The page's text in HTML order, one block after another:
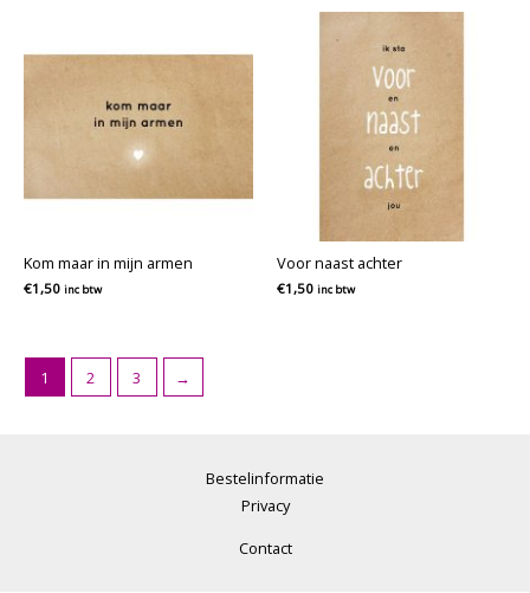
Kom maar in mijn armen
€1,50 inc btw
Voor naast achter
€1,50 inc btw
1 2 3 →
Bestelinformatie
Privacy
Contact